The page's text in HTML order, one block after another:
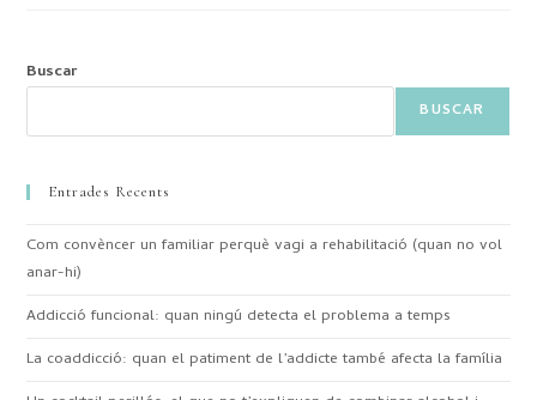
Buscar
BUSCAR
Entrades Recents
Com convèncer un familiar perquè vagi a rehabilitació (quan no vol
anar-hi)
Addicció funcional: quan ningú detecta el problema a temps
La coaddicció: quan el patiment de l’addicte també afecta la família